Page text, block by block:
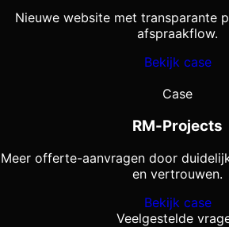
Nieuwe website met transparante
afspraakflow.
Bekijk case
Case
RM-Projects
Meer offerte-aanvragen door
en vertrouwen.
Bekijk case
Veelgestelde